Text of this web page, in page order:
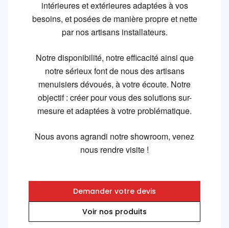
intérieures et extérieures adaptées à vos
besoins, et posées de manière propre et nette
par nos artisans installateurs.
Notre disponibilité, notre efficacité ainsi que
notre sérieuxfont de nous des artisans
menuisiers dévoués, à votre écoute. Notre
objectif : créer pour vous des solutions sur-
mesure et adaptées à votre problématique.
Nous avons agrandi notre showroom, venez
nous rendre visite !
Demander votre devis
Voir nos produits